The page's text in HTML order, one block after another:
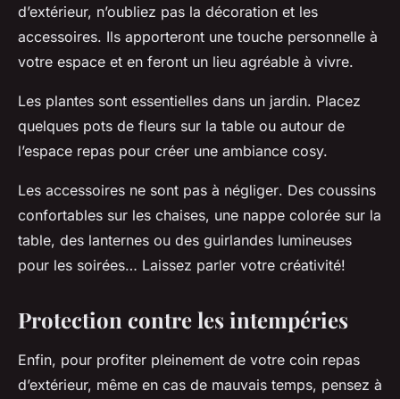
d’extérieur, n’oubliez pas la décoration et les
accessoires. Ils apporteront une touche personnelle à
votre espace et en feront un lieu agréable à vivre.
Les plantes sont essentielles dans un jardin. Placez
quelques pots de fleurs sur la table ou autour de
l’espace repas pour créer une ambiance cosy.
Les accessoires ne sont pas à négliger. Des coussins
confortables sur les chaises, une nappe colorée sur la
table, des lanternes ou des guirlandes lumineuses
pour les soirées… Laissez parler votre créativité!
Protection contre les intempéries
Enfin, pour profiter pleinement de votre coin repas
d’extérieur, même en cas de mauvais temps, pensez à